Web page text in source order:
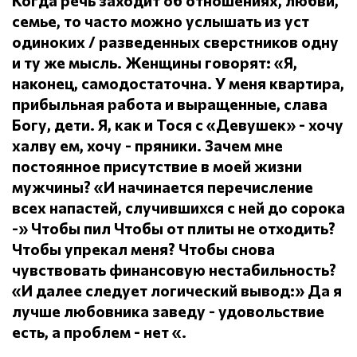
семье, то часто можно услышать из уст
одиноких / разведенных сверстников одну
и ту же мысль. Женщины говорят: «Я,
наконец, самодостаточна. У меня квартира,
прибыльная работа и выращенные, слава
Богу, дети. Я, как и Тося с «Девушек» - хочу
халву ем, хочу - пряники. Зачем мне
постоянное присутствие в моей жизни
мужчины? «И начинается перечисление
всех напастей, случившихся с ней до сорока
-» Чтобы пил Чтобы от плиты не отходить?
Чтобы упрекал меня? Чтобы снова
чувствовать финансовую нестабильность?
«И далее следует логический вывод:» Да я
лучше любовника заведу - удовольствие
есть, а проблем - нет «.